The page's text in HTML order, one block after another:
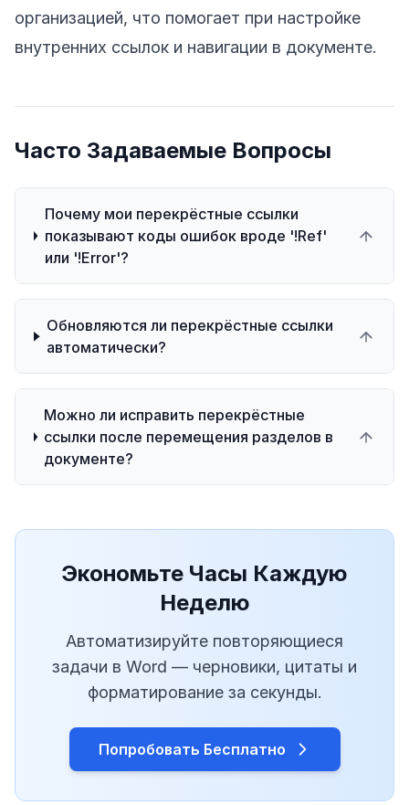
организацией, что помогает при настройке
внутренних ссылок и навигации в документе.
Часто Задаваемые Вопросы
Почему мои перекрёстные ссылки
показывают коды ошибок вроде '!Ref'
или '!Error'?
Обновляются ли перекрёстные ссылки
автоматически?
Можно ли исправить перекрёстные
ссылки после перемещения разделов в
документе?
Экономьте Часы Каждую
Неделю
Автоматизируйте повторяющиеся
задачи в Word — черновики, цитаты и
форматирование за секунды.
Попробовать Бесплатно